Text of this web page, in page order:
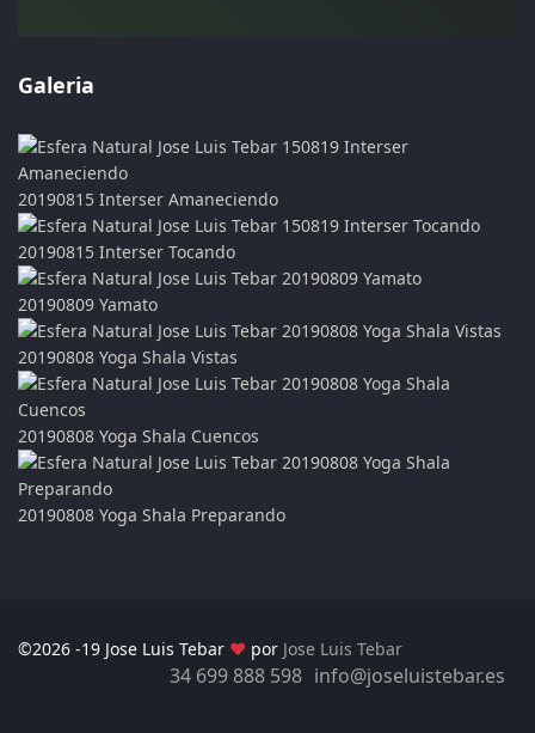
Galeria
20190815 Interser Amaneciendo
20190815 Interser Tocando
20190809 Yamato
20190808 Yoga Shala Vistas
20190808 Yoga Shala Cuencos
20190808 Yoga Shala Preparando
©2026 -19 Jose Luis Tebar ♥ por Jose Luis Tebar
34 699 888 598 info@joseluistebar.es